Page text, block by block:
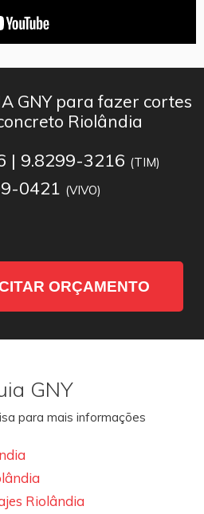
GNY para fazer cortes
Riolândia
| 9.8299-3216 (TIM)
0421 (VIVO)
ORÇAMENTO
GNY
para mais informações
Riolândia